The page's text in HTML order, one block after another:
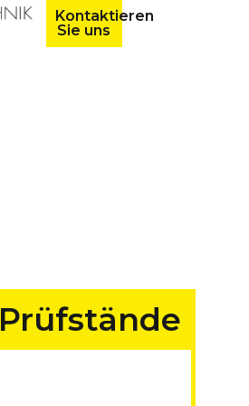
Kontaktieren
Sie uns
Prüfstände